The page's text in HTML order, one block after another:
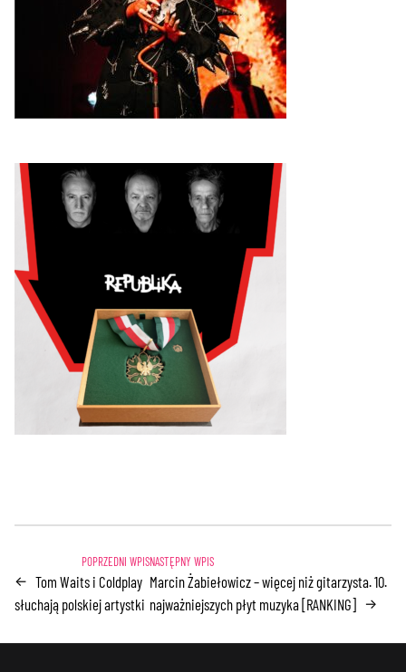
← Tom Waits i Coldplay
słuchają polskiej artystki
Marcin Żabiełowicz – więcej niż gitarzysta. 10.
najważniejszych płyt muzyka [RANKING] →